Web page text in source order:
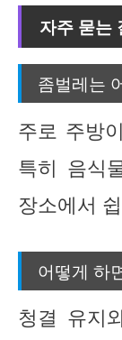
자주 묻는
좀벌레는
주로 주방
특히 음식
장소에서
어떻게 하
청결 유지